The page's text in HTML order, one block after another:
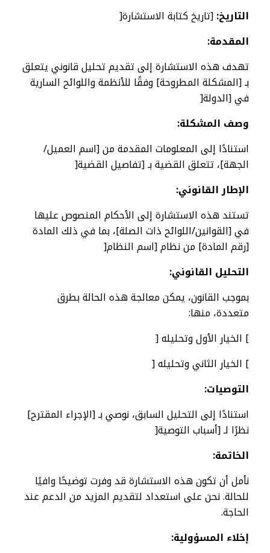
التاريخ:[تاريخ كتابة الاستشارة[
المقدمة:
تهدف هذه الاستشارة إلى تقديم تحليل قانوني يتعلق
بـ [المشكلة المطروحة] وفقًا للأنظمة واللوائح السارية
في [الدولة[
وصف المشكلة:
استنادًا إلى المعلومات المقدمة من [اسم العميل/
الجهة]، تتعلق القضية بـ [تفاصيل القضية[
الإطار القانوني:
تستند هذه الاستشارة إلى الأحكام المنصوص عليها
في [القوانين/اللوائح ذات الصلة]، بما في ذلك المادة
[رقم المادة] من نظام [اسم النظام[
التحليل القانوني:
بموجب القانون، يمكن معالجة هذه الحالة بطرق
متعددة، منها:
] الخيار الأول وتحليله [
] الخيار الثاني وتحليله [
التوصيات:
استنادًا إلى التحليل السابق، نوصي بـ [الإجراء المقترح]
نظرًا لـ [أسباب التوصية[
الخاتمة:
نأمل أن تكون هذه الاستشارة قد وفرت توضيحًا وافيًا
للحالة. نحن على استعداد لتقديم المزيد من الدعم عند
الحاجة.
إخلاء المسؤولية: